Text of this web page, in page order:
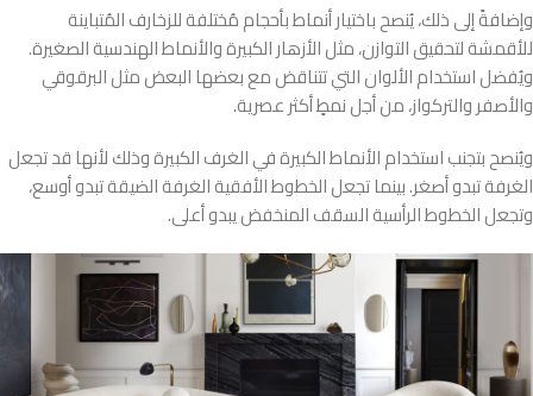
وإضافةً إلى ذلك، يُنصح باختيار أنماط بأحجام مُختلفة للزخارف المُتباينة
للأقمشة لتحقيق التوازن، مثل الأزهار الكبيرة والأنماط الهندسية الصغيرة.
ويُفضل استخدام الألوان التي تتناقض مع بعضها البعض مثل البرقوقي
والأصفر والتركواز، من أجل نمطٍ أكثر عصرية.
ويُنصح بتجنب استخدام الأنماط الكبيرة في الغرف الكبيرة وذلك لأنها قد تجعل
الغرفة تبدو أصغر. بينما تجعل الخطوط الأفقية الغرفة الضيقة تبدو أوسع،
وتجعل الخطوط الرأسية السقف المنخفض يبدو أعلى.